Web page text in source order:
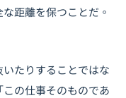
距離を保つことだ。
たりすることではな
の仕事そのものであ